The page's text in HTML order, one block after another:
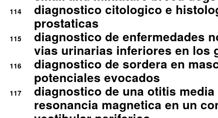
114
diagnostico citologico e
prostaticas
115
diagnostico de enfermedades
vias urinarias inferiores en los
116
diagnostico de sordera en
potenciales evocados
117
diagnostico de una otitis
resonancia magnetica en un